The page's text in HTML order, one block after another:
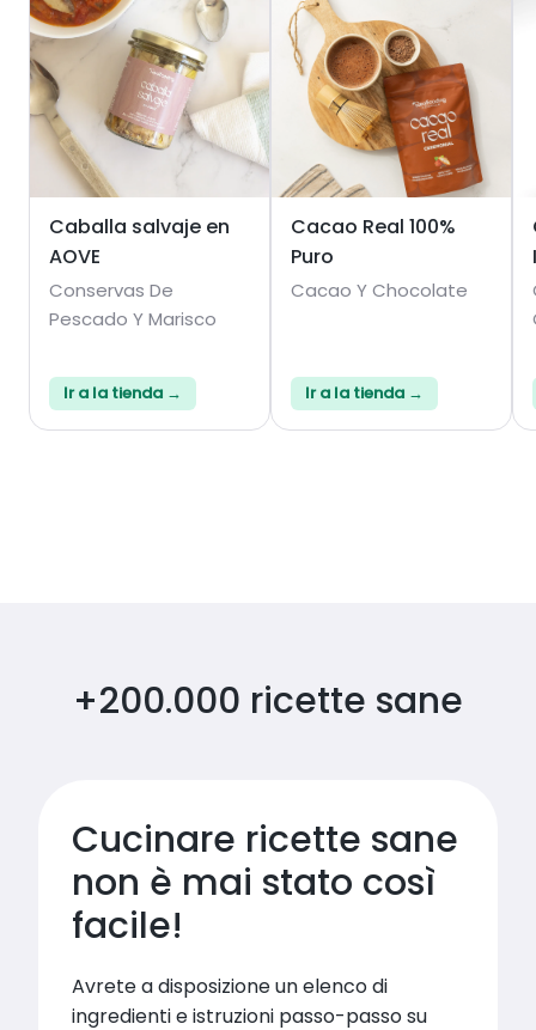
Caballa salvaje en
AOVE
Conservas De
Pescado Y Marisco
Ir a la tienda →
Cacao Real 100%
Puro
Cacao Y Chocolate
Ir a la tienda →
+200.000 ricette sane
Cucinare ricette sane
non è mai stato così
facile!
Avrete a disposizione un elenco di
ingredienti e istruzioni passo-passo su